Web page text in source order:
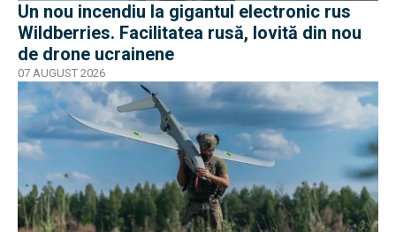
Un nou incendiu la gigantul electronic rus
Wildberries. Facilitatea rusă, lovită din nou
de drone ucrainene
07 AUGUST 2026